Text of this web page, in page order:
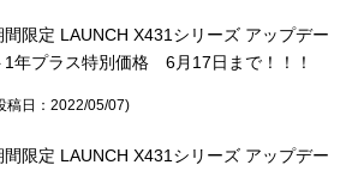
間限定 LAUNCH X431シリーズ アップデー
1年プラス特別価格 6月17日まで！！！
稿日：2022/05/07)
間限定 LAUNCH X431シリーズ アップデー